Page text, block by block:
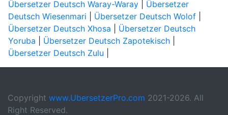
Übersetzer Deutsch Waray-Waray| Übersetzer
Deutsch Wiesenmari
Übersetzer Deutsch Wolof|
Übersetzer Deutsch Xhosa
Übersetzer Deutsch
Yoruba
Übersetzer Deutsch Zapotekisch|
Übersetzer Deutsch Zulu
Copyright www.UbersetzerPro.com 2021-2026. All
Right Reserved.